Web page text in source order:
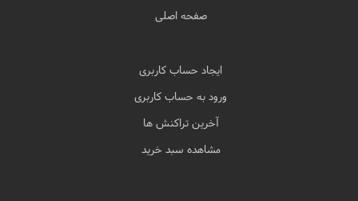
صفحه اصلی
ایجاد حساب کاربری
ورود به حساب کاربری
آخرین تراکنش ها
مشاهده سبد خرید